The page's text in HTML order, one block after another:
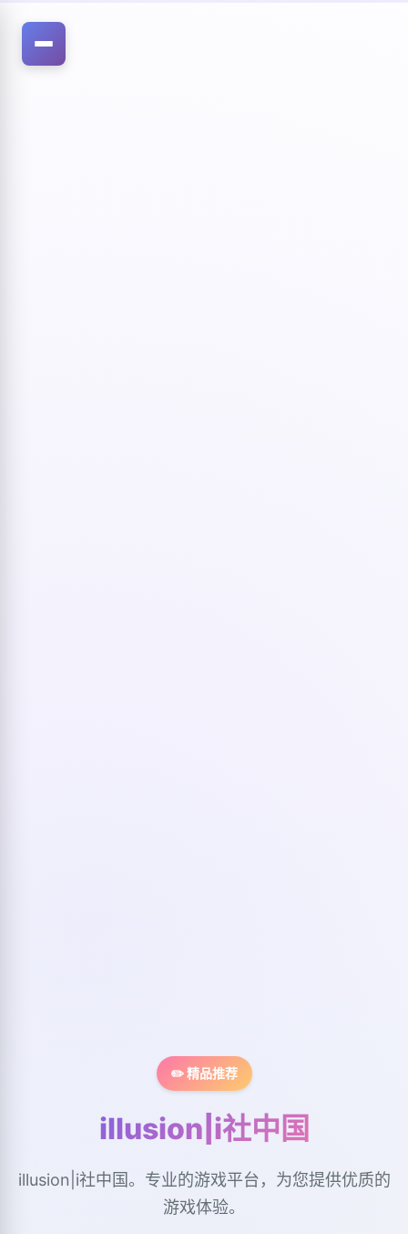
✏️ 精品推荐
illusion|i社中国
illusion|i社中国。专业的游戏平台，为您提供优质的
游戏体验。